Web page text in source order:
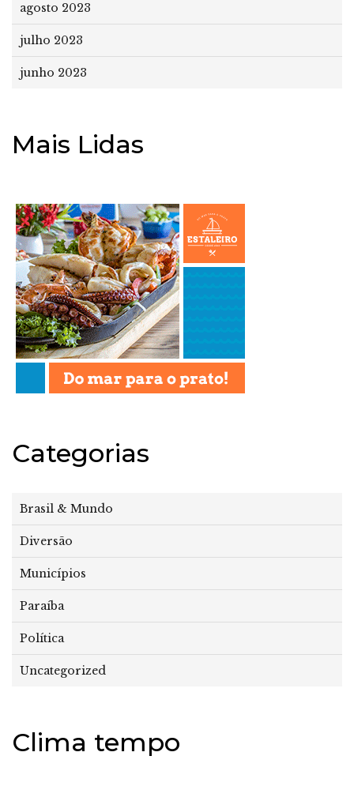
agosto 2023
julho 2023
junho 2023
Mais Lidas
Categorias
Brasil & Mundo
Diversão
Municípios
Paraíba
Política
Uncategorized
Clima tempo